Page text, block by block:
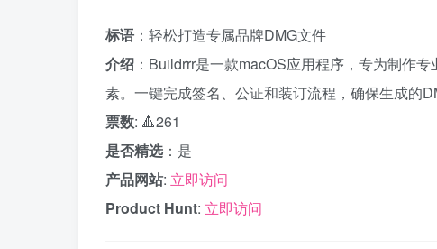
标语 ：轻松打造专属品牌DMG文件
介绍 ：Buildrrr是一款macOS应用程序，专为制作
素。一键完成签名、公证和装订流程，确保生成的
票数: 🔺261
是否精选：是
产品网站: 立即访问
Product Hunt: 立即访问